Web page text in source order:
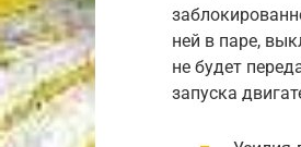
ней в паре,
не будет
запуска